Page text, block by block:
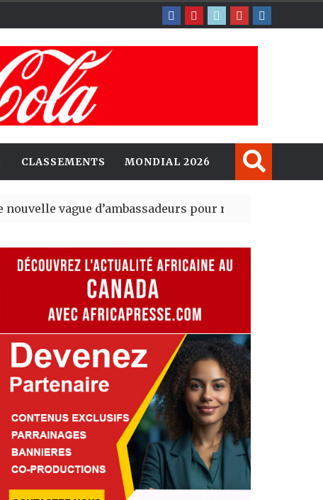
CLASSEMENTS MONDIAL 2026
vague d’ambassadeurs pour renforcer la présence